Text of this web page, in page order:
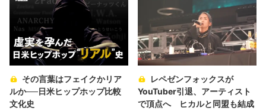
その言葉はフェイクかリア
ルか──日米ヒップホップ比較
文化史
レペゼンフォックスが
YouTuber引退、アーティスト
で頂点へ ヒカルと同盟も結成